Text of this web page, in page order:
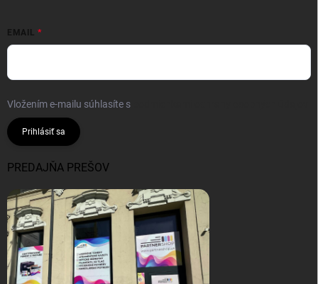
EMAIL
Vložením e-mailu súhlasíte s
Prihlásiť sa
PREDAJŇA PREŠOV